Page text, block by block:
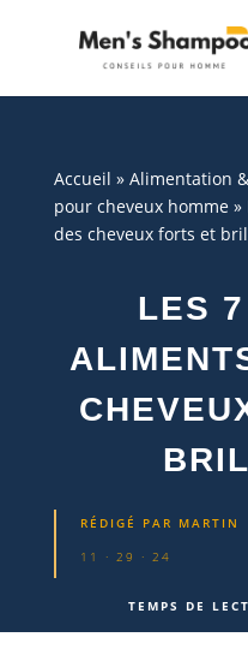
Accueil » Alimentation
pour cheveux homme»
des cheveux forts et
LES
RÉDIGÉ PAR MARTIN
11 · 29 · 24
TEMPS DE